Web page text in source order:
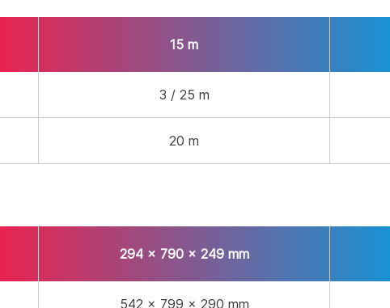
15 m
3 / 25 m
20 m
294 x 790 x 249 mm
542 x 799 x 290 mm